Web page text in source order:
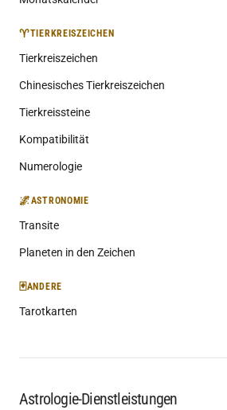
♈TIERKREISZEICHEN
Tierkreiszeichen
Chinesisches Tierkreiszeichen
Tierkreissteine
Kompatibilität
Numerologie
🌌ASTRONOMIE
Transite
Planeten in den Zeichen
🃏ANDERE
Tarotkarten
Astrologie-Dienstleistungen